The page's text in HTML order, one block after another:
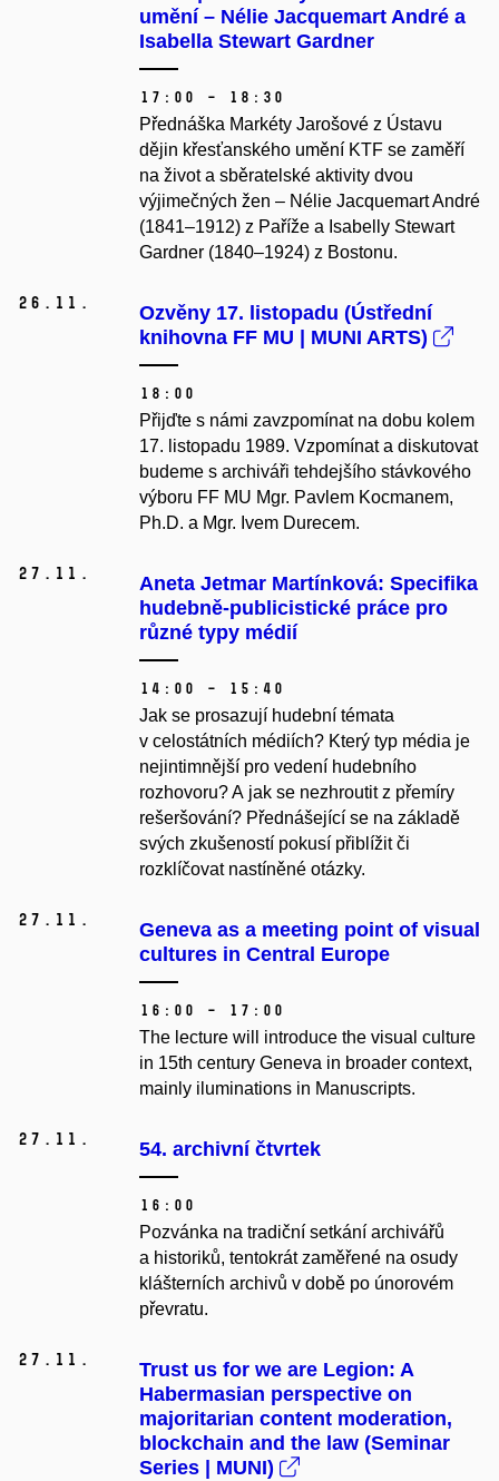
umění – Nélie Jacquemart André a
Isabella Stewart Gardner
17:00 – 18:30
Přednáška Markéty Jarošové z Ústavu
dějin křesťanského umění KTF se zaměří
na život a sběratelské aktivity dvou
výjimečných žen – Nélie Jacquemart André
(1841–1912) z Paříže a Isabelly Stewart
Gardner (1840–1924) z Bostonu.
26. 11.
Ozvěny 17. listopadu (Ústřední
knihovna FF MU | MUNI ARTS)
18:00
Přijďte s námi zavzpomínat na dobu kolem
17. listopadu 1989. Vzpomínat a diskutovat
budeme s archiváři tehdejšího stávkového
výboru FF MU Mgr. Pavlem Kocmanem,
Ph.D. a Mgr. Ivem Durecem.
27. 11.
Aneta Jetmar Martínková: Specifika
hudebně-publicistické práce pro
různé typy médií
14:00 – 15:40
Jak se prosazují hudební témata
v celostátních médiích? Který typ média je
nejintimnější pro vedení hudebního
rozhovoru? A jak se nezhroutit z přemíry
rešeršování? Přednášející se na základě
svých zkušeností pokusí přiblížit či
rozklíčovat nastíněné otázky.
27. 11.
Geneva as a meeting point of visual
cultures in Central Europe
16:00 – 17:00
The lecture will introduce the visual culture
in 15th century Geneva in broader context,
mainly iluminations in Manuscripts.
27. 11. 54. archivní čtvrtek
16:00
Pozvánka na tradiční setkání archivářů
a historiků, tentokrát zaměřené na osudy
klášterních archivů v době po únorovém
převratu.
27. 11.
Trust us for we are Legion: A
Habermasian perspective on
majoritarian content moderation,
blockchain and the law (Seminar
Series | MUNI)